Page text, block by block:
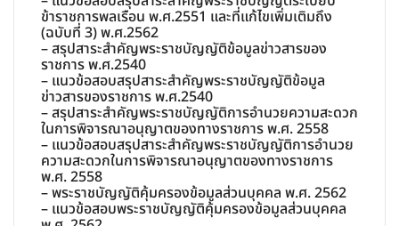
ข้าราชการพลเรือน พ.ศ.2551 และที่แก้ไขเพิ่มเติมถึง
(ฉบับที่ 3) พ.ศ.2562
– สรุปสาระสำคัญพระราชบัญญัติข้อมูลข่าวสารของ
ราชการ พ.ศ.2540
– แนวข้อสอบสรุปสาระสำคัญพระราชบัญญัติข้อมูล
ข่าวสารของราชการ พ.ศ.2540
– สรุปสาระสำคัญพระราชบัญญัติการอำนวยความสะดวก
ในการพิจารณาอนุญาตของทางราชการ พ.ศ. 2558
– แนวข้อสอบสรุปสาระสำคัญพระราชบัญญัติการอำนวย
ความสะดวกในการพิจารณาอนุญาตของทางราชการ
พ.ศ. 2558
– พระราชบัญญัติคุ้มครองข้อมูลส่วนบุคคล พ.ศ. 2562
– แนวข้อสอบพระราชบัญญัติคุ้มครองข้อมูลส่วนบุคคล